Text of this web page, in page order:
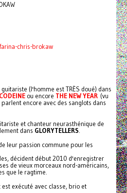
chris-brokaw
(l'homme est TRÈS doué) dans
CODEINE ou encore THE NEW YEAR (vu
encore avec des sanglots dans
et chanteur neurasthénique de
dans GLORYTELLERS.
leur passion commune pour les
décident début 2010 d'enregistrer
de vieux morceaux nord-américains,
que le ragtime.
exécuté avec classe, brio et